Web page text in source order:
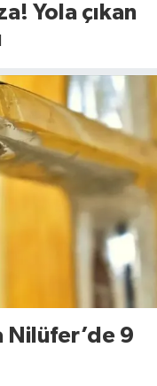
Yola çıkan
Nilüfer’de 9